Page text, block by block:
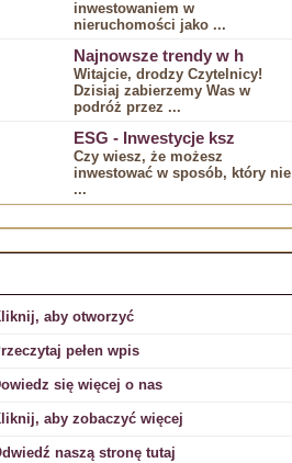
inwestowaniem⁤ w
nieruchomości jako ...
Najnowsze trendy w h
Witajcie, drodzy​ Czytelnicy!
Dzisiaj zabierzemy‌ Was w‍
podróż ​przez ...
ESG - Inwestycje ksz
Czy‌ wiesz, że możesz
inwestować w sposób, który nie
...
aby otworzyć
pełen wpis
się więcej o nas
aby zobaczyć więcej
naszą stronę tutaj